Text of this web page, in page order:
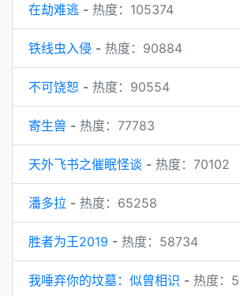
在劫难逃 - 热度：105374
铁线虫入侵 - 热度：90884
不可饶恕 - 热度：90554
寄生兽 - 热度：77783
天外飞书之催眠怪谈 - 热度：70102
潘多拉 - 热度：65258
胜者为王2019 - 热度：58734
我唾弃你的坟墓：似曾相识 - 热度：